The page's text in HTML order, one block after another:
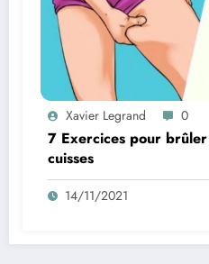
Xavier Legrand 0
7 Exercices pour
cuisses
14/11/2021